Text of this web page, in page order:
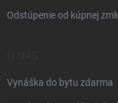
Odstúpenie od kúpnej
Vynáška do bytu zdarma